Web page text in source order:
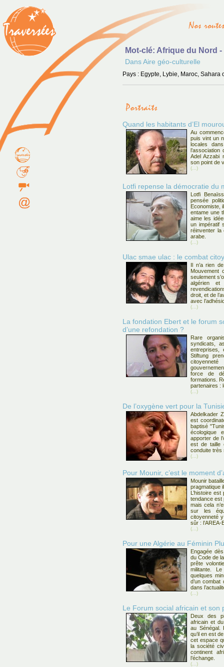
Mot-clé: Afrique du Nord
Dans Aire géo-culturelle
Pays : Egypte, Lybie, Maroc, Sahara
Quand les habitants d’El
Au
puis vint un
locales
Adel Azzabi
son point de
(...)
Lotfi repense la démocratie du
Lotfi
pensée
Economiste,
entame une
aime les
un impératif
réinventer la
arabe.
(...)
Ulac smae ulac : le combat
Il n’a rien
Mouvement
seulement
algérien et
droit, et de
avec
(...)
La fondation Ebert et le forum
d’une refondation ?
Rare
syndicats,
entreprises,
Stiftung
force de
formations.
partenaires :
(...)
De l’oxygène vert pour la
Abdelkader
est
baptisé
écologique
apporter de
est de taille
conduite très
(...)
Pour Mounir, c’est le moment
Mounir
pragmatique
L’histoire
tendance est
mais cela
sur les
citoyenneté y
sûr : l’AREA-
(...)
Pour une Algérie au Féminin
Engagée
du Code de
prête
militante.
quelques
d’un combat
dans
(...)
Le Forum social africain et son
Deux des
africain et
au Sénégal.
qu’il en est
cet espace
la société
continent
l’échange.
(...)